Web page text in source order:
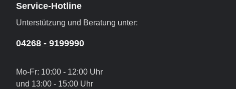
Service-Hotline
Unterstützung und Beratung unter:
04268 - 9199990
Mo-Fr: 10:00 - 12:00 Uhr
und 13:00 - 15:00 Uhr